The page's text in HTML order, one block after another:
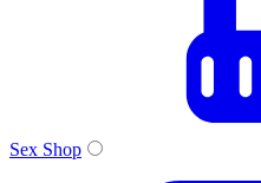
Sex Shop